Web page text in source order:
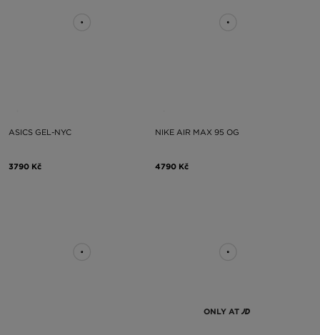
ASICS GEL-NYC
3790 Kč
NIKE AIR MAX 95 OG
4790 Kč
ONLY AT